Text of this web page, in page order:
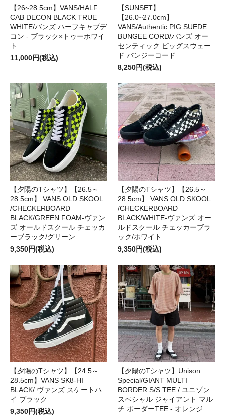
【26~28.5cm】VANS/HALF
CAB DECON BLACK TRUE
WHITE/バンズ ハーフキャブデ
コン - ブラック×トゥーホワイ
ト
11,000円(税込)
【SUNSET】
【26.0~27.0cm】
VANS/Authentic PIG SUEDE
BUNGEE CORD/バンズ オー
センティック ピッグスウェー
ド バンジーコード
8,250円(税込)
【夕陽のTシャツ】【26.5～
28.5cm】 VANS OLD SKOOL
/CHECKERBOARD
BLACK/GREEN FOAM‐ヴァン
ズ オールドスクール チェッカ
ーブラック/グリーン
9,350円(税込)
【夕陽のTシャツ】【26.5～
28.5cm】 VANS OLD SKOOL
/CHECKERBOARD
BLACK/WHITE‐ヴァンズ オー
ルドスクール チェッカーブラ
ック/ホワイト
9,350円(税込)
【夕陽のTシャツ】【24.5～
28.5cm】VANS SK8-HI
BLACK/ ヴァンズ スケートハ
イ ブラック
9,350円(税込)
【夕陽のTシャツ】Unison
Special/GIANT MULTI
BORDER S/S TEE / ユニゾン
スペシャル ジャイアント マル
チ ボーダーTEE - オレンジ